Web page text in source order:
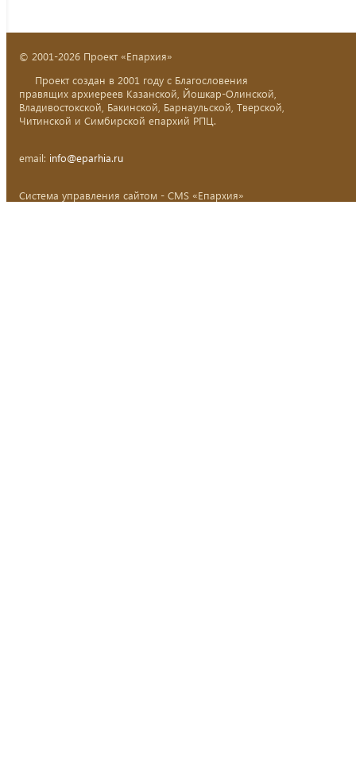
© 2001-2026 Проект «Епархия»
Проект создан в 2001 году с Благословения
правящих архиереев Казанской, Йошкар-Олинской,
Владивостокской, Бакинской, Барнаульской, Тверской,
Читинской и Симбирской епархий РПЦ.
email: info@eparhia.ru
Система управления сайтом - CMS «Епархия»